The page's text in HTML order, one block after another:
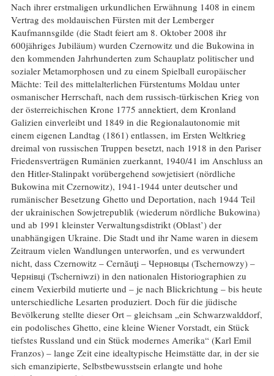
Nach ihrer erstmaligen urkundlichen Erwähnung 1408 in einem
Vertrag des moldauischen Fürsten mit der Lemberger
Kaufmannsgilde (die Stadt feiert am 8. Oktober 2008 ihr
600jähriges Jubiläum) wurden Czernowitz und die Bukowina in
den kommenden Jahrhunderten zum Schauplatz politischer und
sozialer Metamorphosen und zu einem Spielball europäischer
Mächte: Teil des mittelalterlichen Fürstentums Moldau unter
osmanischer Herrschaft, nach dem russisch-türkischen Krieg von
der österreichischen Krone 1775 annektiert, dem Kronland
Galizien einverleibt und 1849 in die Regionalautonomie mit
einem eigenen Landtag (1861) entlassen, im Ersten Weltkrieg
dreimal von russischen Truppen besetzt, nach 1918 in den Pariser
Friedensverträgen Rumänien zuerkannt, 1940/41 im Anschluss an
den Hitler-Stalinpakt vorübergehend sowjetisiert (nördliche
Bukowina mit Czernowitz), 1941-1944 unter deutscher und
rumänischer Besetzung Ghetto und Deportation, nach 1944 Teil
der ukrainischen Sowjetrepublik (wiederum nördliche Bukowina)
und ab 1991 kleinster Verwaltungsdistrikt (Oblast’) der
unabhängigen Ukraine. Die Stadt und ihr Name waren in diesem
Zeitraum vielen Wandlungen unterworfen, und es verwundert
nicht, dass Czernowitz – Cernăuţi – Черновцы (Tschernowzy) –
Чернiвцi (Tscherniwzi) in den nationalen Historiographien zu
einem Vexierbild mutierte und – je nach Blickrichtung – bis heute
unterschiedliche Lesarten produziert. Doch für die jüdische
Bevölkerung stellte dieser Ort – gleichsam „ein Schwarzwalddorf,
ein podolisches Ghetto, eine kleine Wiener Vorstadt, ein Stück
tiefstes Russland und ein Stück modernes Amerika“ (Karl Emil
Franzos) – lange Zeit eine idealtypische Heimstätte dar, in der sie
sich emanzipierte, Selbstbewusstsein erlangte und hohe